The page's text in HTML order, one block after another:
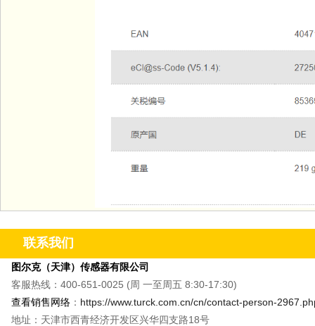
联系我们
图尔克（天津）传感器有限公司
客服热线：400-651-0025 (周 一至周五 8:30-17:30)
查看销售网络 ： https://www.turck.com.cn/cn/contact-person-
地址：天津市西青经济开发区兴华四支路18号